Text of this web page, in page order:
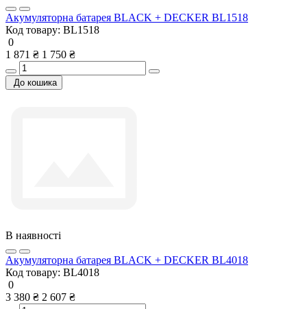
Акумуляторна батарея BLACK + DECKER BL1518
Код товару: BL1518
0
1 871 ₴ 1 750 ₴
До кошика
В наявності
Акумуляторна батарея BLACK + DECKER BL4018
Код товару: BL4018
0
3 380 ₴ 2 607 ₴